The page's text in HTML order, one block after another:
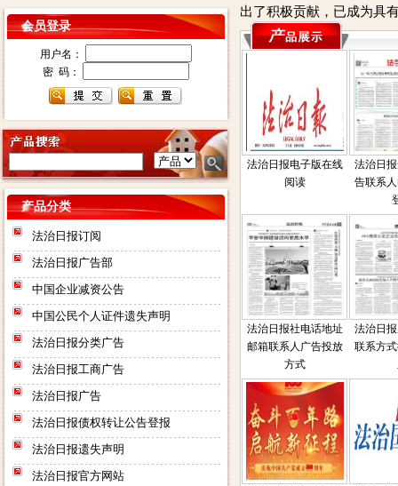
会员登录
用户名：
密 码：
产品分类
法治日报订阅
法治日报广告部
中国企业减资公告
中国公民个人证件遗失声明
法治日报分类广告
法治日报工商广告
法治日报广告
法治日报债权转让公告登报
法治日报遗失声明
法治日报官方网站
出了积极贡献，已成为具
法治日报电子版在线
阅读
法治日
告联系
法治日报社电话地址
邮箱联系人广告投放
方式
法治日
联系方